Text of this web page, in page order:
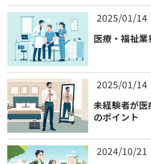
2025/01/14
医療・福祉
2025/01/14
未経験者が
のポイント
2024/10/21